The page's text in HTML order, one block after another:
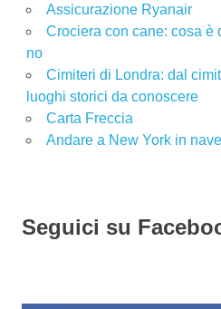
Assicurazione Ryanair
Crociera con cane: cosa è
no
Cimiteri di Londra: dal
luoghi storici da conoscere
Carta Freccia
Andare a New York in nave
Seguici su